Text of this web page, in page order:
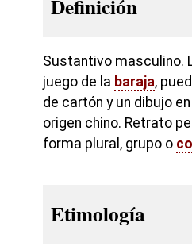
Definición
Sustantivo masculino.
juego de la baraja,
de cartón y un dibujo
origen chino. Retrato
forma plural, grupo o
Etimología